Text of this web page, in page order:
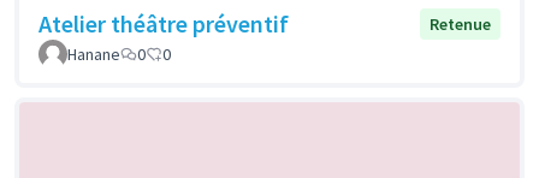
Atelier théâtre préventif
Retenue
Hanane
0 0